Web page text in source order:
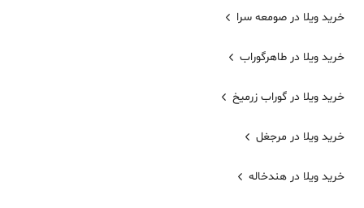
خرید ویلا در صومعه سرا
خرید ویلا در طاهرگوراب
خرید ویلا در گوراب زرمیخ
خرید ویلا در مرجغل
خرید ویلا در هندخاله